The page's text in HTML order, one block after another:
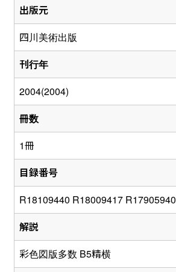
出版元
四川美術出版
刊行年
2004(2004)
冊数
1冊
目録番号
R18109440 R18009417 R17905940
解説
彩色図版多数 B5精横